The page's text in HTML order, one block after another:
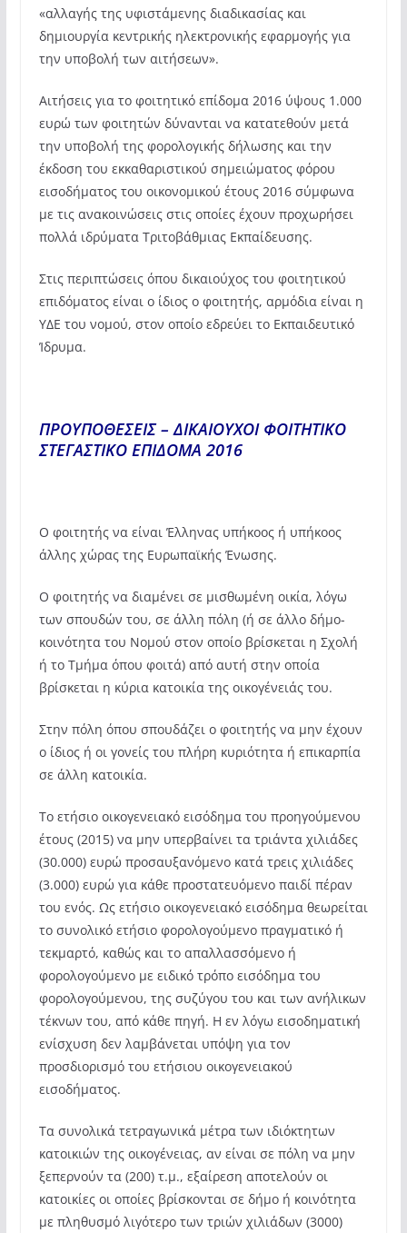
«αλλαγής της υφιστάμενης διαδικασίας και
δημιουργία κεντρικής ηλεκτρονικής εφαρμογής για
την υποβολή των αιτήσεων».
Αιτήσεις για το φοιτητικό επίδομα 2016 ύψους 1.000
ευρώ των φοιτητών δύνανται να κατατεθούν μετά
την υποβολή της φορολογικής δήλωσης και την
έκδοση του εκκαθαριστικού σημειώματος φόρου
εισοδήματος του οικονομικού έτους 2016 σύμφωνα
με τις ανακοινώσεις στις οποίες έχουν προχωρήσει
πολλά ιδρύματα Τριτοβάθμιας Εκπαίδευσης.
Στις περιπτώσεις όπου δικαιούχος του φοιτητικού
επιδόματος είναι ο ίδιος ο φοιτητής, αρμόδια είναι η
ΥΔΕ του νομού, στον οποίο εδρεύει το Εκπαιδευτικό
Ίδρυμα.
ΠΡΟΥΠΟΘΕΣΕΙΣ – ΔΙΚΑΙΟΥΧΟΙ ΦΟΙΤΗΤΙΚΟ
ΣΤΕΓΑΣΤΙΚΟ ΕΠΙΔΟΜΑ 2016
Ο φοιτητής να είναι Έλληνας υπήκοος ή υπήκοος
άλλης χώρας της Ευρωπαϊκής Ένωσης.
Ο φοιτητής να διαμένει σε μισθωμένη οικία, λόγω
των σπουδών του, σε άλλη πόλη (ή σε άλλο δήμο-
κοινότητα του Νομού στον οποίο βρίσκεται η Σχολή
ή το Τμήμα όπου φοιτά) από αυτή στην οποία
βρίσκεται η κύρια κατοικία της οικογένειάς του.
Στην πόλη όπου σπουδάζει ο φοιτητής να μην έχουν
ο ίδιος ή οι γονείς του πλήρη κυριότητα ή επικαρπία
σε άλλη κατοικία.
Το ετήσιο οικογενειακό εισόδημα του προηγούμενου
έτους (2015) να μην υπερβαίνει τα τριάντα χιλιάδες
(30.000) ευρώ προσαυξανόμενο κατά τρεις χιλιάδες
(3.000) ευρώ για κάθε προστατευόμενο παιδί πέραν
του ενός. Ως ετήσιο οικογενειακό εισόδημα θεωρείται
το συνολικό ετήσιο φορολογούμενο πραγματικό ή
τεκμαρτό, καθώς και το απαλλασσόμενο ή
φορολογούμενο με ειδικό τρόπο εισόδημα του
φορολογούμενου, της συζύγου του και των ανήλικων
τέκνων του, από κάθε πηγή. Η εν λόγω εισοδηματική
ενίσχυση δεν λαμβάνεται υπόψη για τον
προσδιορισμό του ετήσιου οικογενειακού
εισοδήματος.
Τα συνολικά τετραγωνικά μέτρα των ιδιόκτητων
κατοικιών της οικογένειας, αν είναι σε πόλη να μην
ξεπερνούν τα (200) τ.μ., εξαίρεση αποτελούν οι
κατοικίες οι οποίες βρίσκονται σε δήμο ή κοινότητα
με πληθυσμό λιγότερο των τριών χιλιάδων (3000)